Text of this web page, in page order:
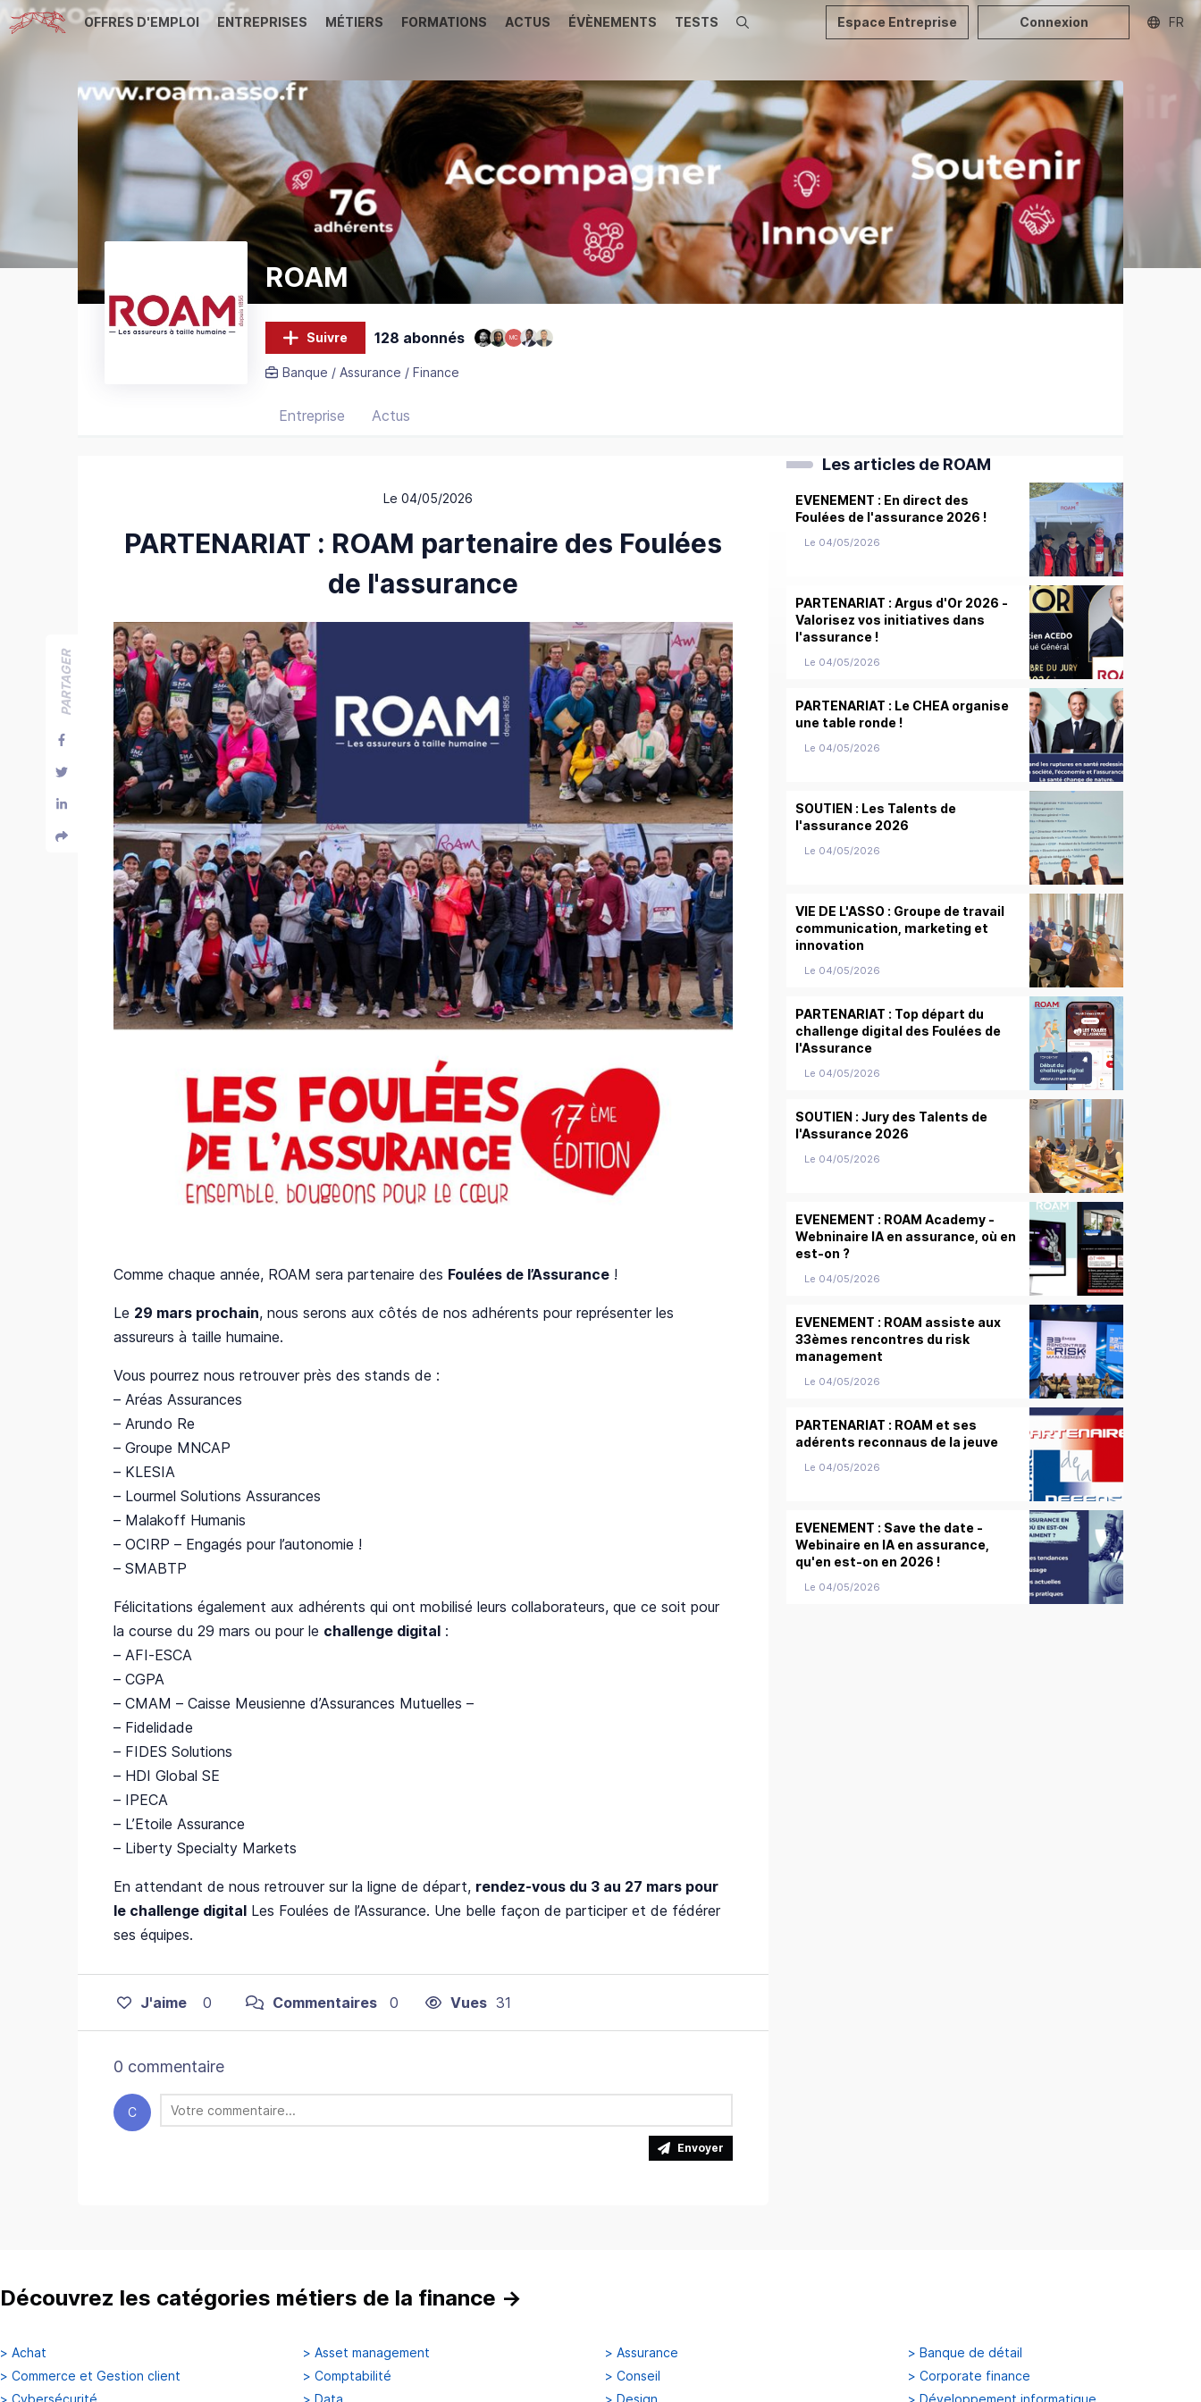
OFFRES D'EMPLOI ENTREPRISES MÉTIERS FORMATIONS ACTUS ÉVÈNEMENTS TESTS Recherche Espace Entreprise Connexion FR
ROAM
Suivre 128 abonnés MC
Banque / Assurance / Finance
Entreprise Actus
PARTAGER
Le 04/05/2026
PARTENARIAT : ROAM partenaire des Foulées
de l'assurance
Comme chaque année, ROAM sera partenaire des Foulées de l’Assurance !
Le 29 mars prochain, nous serons aux côtés de nos adhérents pour représenter les
assureurs à taille humaine.
Vous pourrez nous retrouver près des stands de :
– Aréas Assurances
– Arundo Re
– Groupe MNCAP
– KLESIA
– Lourmel Solutions Assurances
– Malakoff Humanis
– OCIRP – Engagés pour l’autonomie !
– SMABTP
Félicitations également aux adhérents qui ont mobilisé leurs collaborateurs, que ce soit pour
la course du 29 mars ou pour le challenge digital :
– AFI-ESCA
– CGPA
– CMAM – Caisse Meusienne d’Assurances Mutuelles –
– Fidelidade
– FIDES Solutions
– HDI Global SE
– IPECA
– L’Etoile Assurance
– Liberty Specialty Markets
En attendant de nous retrouver sur la ligne de départ, rendez-vous du 3 au 27 mars pour
le challenge digital Les Foulées de l’Assurance. Une belle façon de participer et de fédérer
ses équipes.
J'aime 0 Commentaires 0 Vues 31
0 commentaire
C
Envoyer
Les articles de ROAM
EVENEMENT : En direct des
Foulées de l'assurance 2026 !
Le 04/05/2026
PARTENARIAT : Argus d'Or 2026 -
Valorisez vos initiatives dans
l'assurance !
Le 04/05/2026
PARTENARIAT : Le CHEA organise
une table ronde !
Le 04/05/2026
SOUTIEN : Les Talents de
l'assurance 2026
Le 04/05/2026
VIE DE L'ASSO : Groupe de travail
communication, marketing et
innovation
Le 04/05/2026
PARTENARIAT : Top départ du
challenge digital des Foulées de
l'Assurance
Le 04/05/2026
SOUTIEN : Jury des Talents de
l'Assurance 2026
Le 04/05/2026
EVENEMENT : ROAM Academy -
Webninaire IA en assurance, où en
est-on ?
Le 04/05/2026
EVENEMENT : ROAM assiste aux
33èmes rencontres du risk
management
Le 04/05/2026
PARTENARIAT : ROAM et ses
adérents reconnaus de la jeuve
Le 04/05/2026
EVENEMENT : Save the date -
Webinaire en IA en assurance,
qu'en est-on en 2026 !
Le 04/05/2026
Découvrez les catégories métiers de la finance →
> Achat > Asset management > Assurance > Banque de détail
> Commerce et Gestion client > Comptabilité > Conseil > Corporate finance
> Cybersécurité > Data > Design > Développement informatique